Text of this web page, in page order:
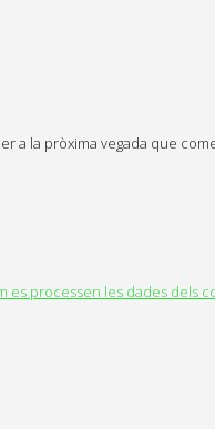
a la pròxima vegada que
es processen les dades dels